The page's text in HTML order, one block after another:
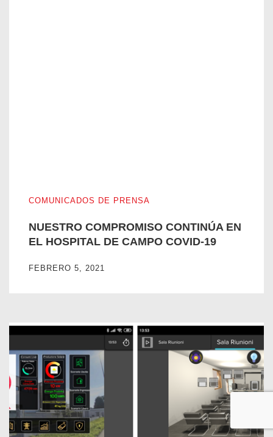
COMUNICADOS DE PRENSA
NUESTRO COMPROMISO CONTINÚA EN
EL HOSPITAL DE CAMPO COVID-19
FEBRERO 5, 2021